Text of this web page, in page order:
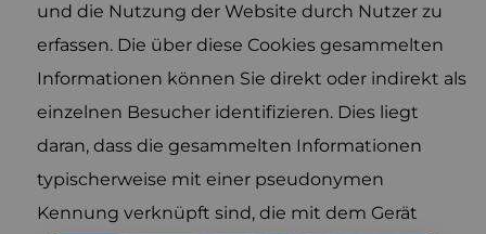
und die Nutzung der Website durch Nutzer zu
erfassen. Die über diese Cookies gesammelten
Informationen können Sie direkt oder indirekt als
einzelnen Besucher identifizieren. Dies liegt
daran, dass die gesammelten Informationen
typischerweise mit einer pseudonymen
Kennung verknüpft sind, die mit dem Gerät